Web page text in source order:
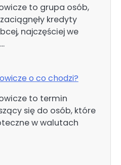
to grupa osób,
kredyty
najczęściej we
o co chodzi?
to termin
się do osób, które
w walutach